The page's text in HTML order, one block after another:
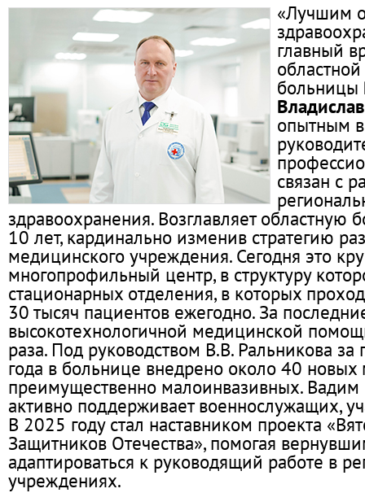
«Лучшим
главный
больницы
опытным
связан с
здравоохранения. Возглавляет областную
10 лет, кардинально изменив стратегию
медицинского учреждения. Сегодня это
многопрофильный центр, в структуру
стационарных отделения, в которых
30 тысяч пациентов ежегодно. За
высокотехнологичной медицинской
раза. Под руководством В.В. Ральникова за
года в больнице внедрено около 40 новых
преимущественно малоинвазивных. Вадим
активно поддерживает военнослужащих,
В 2025 году стал наставником проекта
Защитников Отечества», помогая
адаптироваться к руководящий работе в
учреждениях.